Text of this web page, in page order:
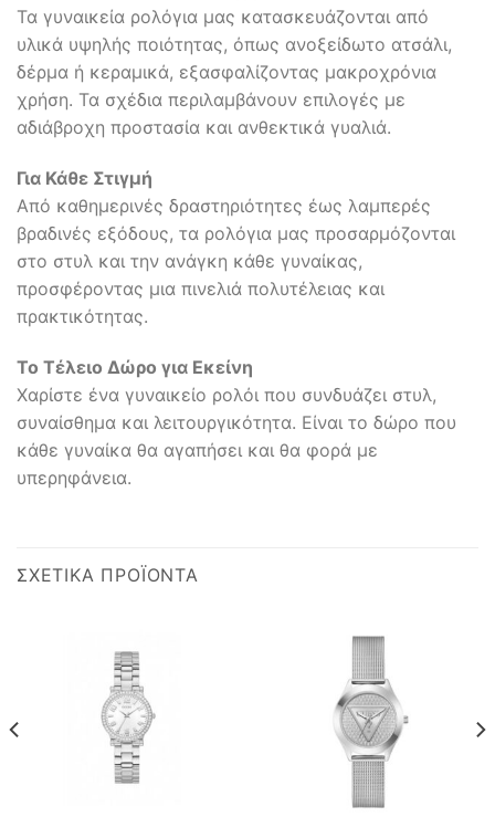
Τα γυναικεία ρολόγια μας κατασκευάζονται από
υλικά υψηλής ποιότητας, όπως ανοξείδωτο ατσάλι,
δέρμα ή κεραμικά, εξασφαλίζοντας μακροχρόνια
χρήση. Τα σχέδια περιλαμβάνουν επιλογές με
αδιάβροχη προστασία και ανθεκτικά γυαλιά.
Για Κάθε Στιγμή
Από καθημερινές δραστηριότητες έως λαμπερές
βραδινές εξόδους, τα ρολόγια μας προσαρμόζονται
στο στυλ και την ανάγκη κάθε γυναίκας,
προσφέροντας μια πινελιά πολυτέλειας και
πρακτικότητας.
Το Τέλειο Δώρο για Εκείνη
Χαρίστε ένα γυναικείο ρολόι που συνδυάζει στυλ,
συναίσθημα και λειτουργικότητα. Είναι το δώρο που
κάθε γυναίκα θα αγαπήσει και θα φορά με
υπερηφάνεια.
ΣΧΕΤΙΚΆ ΠΡΟΪΌΝΤΑ